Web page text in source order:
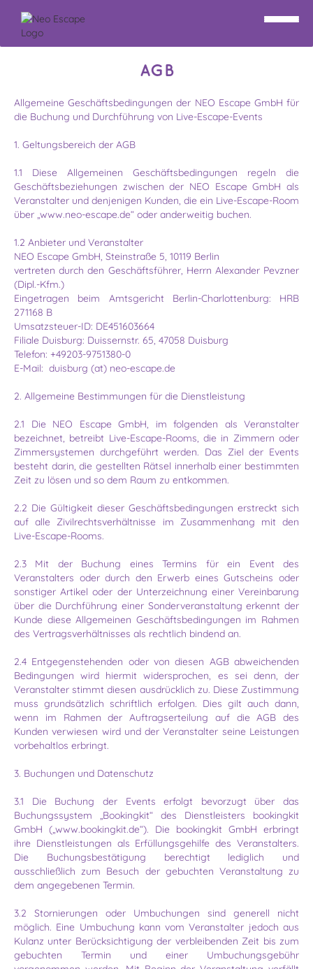
AGB
Allgemeine Geschäftsbedingungen der NEO Escape GmbH für
die Buchung und Durchführung von Live-Escape-Events
1. Geltungsbereich der AGB
1.1 Diese Allgemeinen Geschäftsbedingungen regeln die
Geschäftsbeziehungen zwischen der NEO Escape GmbH als
Veranstalter und denjenigen Kunden, die ein Live-Escape-Room
über „www.neo-escape.de“ oder anderweitig buchen.
1.2 Anbieter und Veranstalter
NEO Escape GmbH, Steinstraße 5, 10119 Berlin
vertreten durch den Geschäftsführer, Herrn Alexander Pevzner
(Dipl.-Kfm.)
Eingetragen beim Amtsgericht Berlin-Charlottenburg: HRB
271168 B
Umsatzsteuer-ID: DE451603664
Filiale Duisburg: Duissernstr. 65, 47058 Duisburg
Telefon: +49203-9751380-0
E-Mail: duisburg (at) neo-escape.de
2. Allgemeine Bestimmungen für die Dienstleistung
2.1 Die NEO Escape GmbH, im folgenden als Veranstalter
bezeichnet, betreibt Live-Escape-Rooms, die in Zimmern oder
Zimmersystemen durchgeführt werden. Das Ziel der Events
besteht darin, die gestellten Rätsel innerhalb einer bestimmten
Zeit zu lösen und so dem Raum zu entkommen.
2.2 Die Gültigkeit dieser Geschäftsbedingungen erstreckt sich
auf alle Zivilrechtsverhältnisse im Zusammenhang mit den
Live-Escape-Rooms.
2.3 Mit der Buchung eines Termins für ein Event des
Veranstalters oder durch den Erwerb eines Gutscheins oder
sonstiger Artikel oder der Unterzeichnung einer Vereinbarung
über die Durchführung einer Sonderveranstaltung erkennt der
Kunde diese Allgemeinen Geschäftsbedingungen im Rahmen
des Vertragsverhältnisses als rechtlich bindend an.
2.4 Entgegenstehenden oder von diesen AGB abweichenden
Bedingungen wird hiermit widersprochen, es sei denn, der
Veranstalter stimmt diesen ausdrücklich zu. Diese Zustimmung
muss grundsätzlich schriftlich erfolgen. Dies gilt auch dann,
wenn im Rahmen der Auftragserteilung auf die AGB des
Kunden verwiesen wird und der Veranstalter seine Leistungen
vorbehaltlos erbringt.
3. Buchungen und Datenschutz
3.1 Die Buchung der Events erfolgt bevorzugt über das
Buchungssystem „Bookingkit“ des Dienstleisters bookingkit
GmbH („www.bookingkit.de“). Die bookingkit GmbH erbringt
ihre Dienstleistungen als Erfüllungsgehilfe des Veranstalters.
Die Buchungsbestätigung berechtigt lediglich und
ausschließlich zum Besuch der gebuchten Veranstaltung zu
dem angegebenen Termin.
3.2 Stornierungen oder Umbuchungen sind generell nicht
möglich. Eine Umbuchung kann vom Veranstalter jedoch aus
Kulanz unter Berücksichtigung der verbleibenden Zeit bis zum
gebuchten Termin und einer Umbuchungsgebühr